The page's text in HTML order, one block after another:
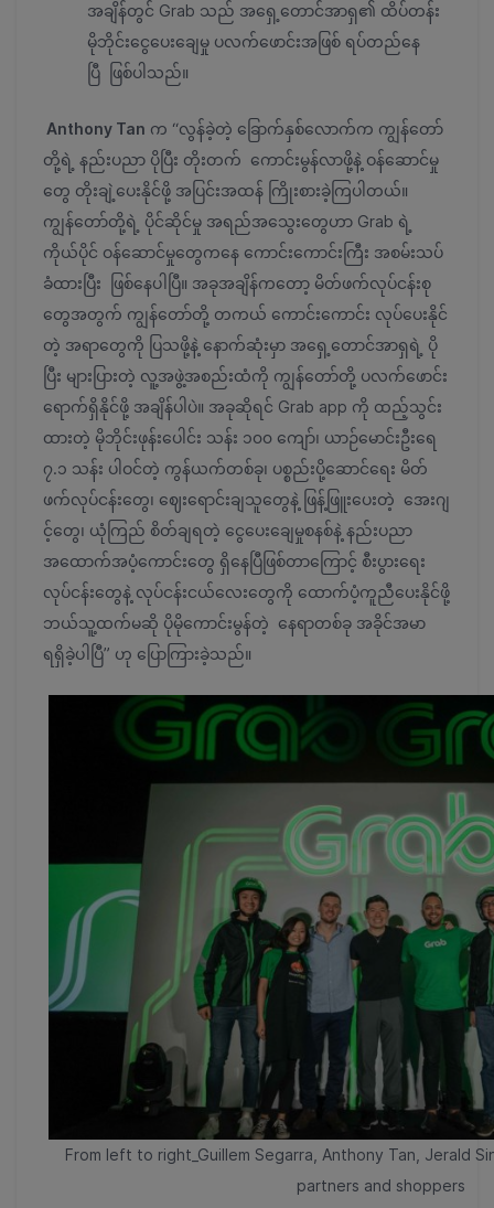
အချိန်တွင် Grab သည် အရှေ့တောင်အာရှ၏ ထိပ်တန်း
မိုဘိုင်းငွေပေးချေမှု ပလက်ဖောင်းအဖြစ် ရပ်တည်နေ
ပြီ ဖြစ်ပါသည်။
Anthony Tan က “လွန်ခဲ့တဲ့ ခြောက်နှစ်လောက်က ကျွန်တော်
တို့ရဲ့ နည်းပညာ ပိုပြီး တိုးတက် ကောင်းမွန်လာဖို့နဲ့ ဝန်ဆောင်မှု
တွေ တိုးချဲ့ပေးနိုင်ဖို့ အပြင်းအထန် ကြိုးစားခဲ့ကြပါတယ်။
ကျွန်တော်တို့ရဲ့ ပိုင်ဆိုင်မှု အရည်အသွေးတွေဟာ Grab ရဲ့
ကိုယ်ပိုင် ဝန်ဆောင်မှုတွေကနေ ကောင်းကောင်းကြီး အစမ်းသပ်
ခံထားပြီး ဖြစ်နေပါပြီ။ အခုအချိန်ကတော့ မိတ်ဖက်လုပ်ငန်းစု
တွေအတွက် ကျွန်တော်တို့ တကယ် ကောင်းကောင်း လုပ်ပေးနိုင်
တဲ့ အရာတွေကို ပြသဖို့နဲ့ နောက်ဆုံးမှာ အရှေ့တောင်အာရှရဲ့ ပို
ပြီး များပြားတဲ့ လူ့အဖွဲ့အစည်းထံကို ကျွန်တော်တို့ ပလက်ဖောင်း
ရောက်ရှိနိုင်ဖို့ အချိန်ပါပဲ။ အခုဆိုရင် Grab app ကို ထည့်သွင်း
ထားတဲ့ မိုဘိုင်းဖုန်းပေါင်း သန်း ၁၀၀ ကျော်၊ ယာဉ်မောင်းဦးရေ
၇.၁ သန်း ပါဝင်တဲ့ ကွန်ယက်တစ်ခု၊ ပစ္စည်းပို့ဆောင်ရေး မိတ်
ဖက်လုပ်ငန်းတွေ၊ ဈေးရောင်းချသူတွေနဲ့ ဖြန့်ဖြူးပေးတဲ့ အေးဂျ
င့်တွေ၊ ယုံကြည် စိတ်ချရတဲ့ ငွေပေးချေမှုစနစ်နဲ့ နည်းပညာ
အထောက်အပံ့ကောင်းတွေ ရှိနေပြီဖြစ်တာကြောင့် စီးပွားရေး
လုပ်ငန်းတွေနဲ့ လုပ်ငန်းငယ်လေးတွေကို ထောက်ပံ့ကူညီပေးနိုင်ဖို့
ဘယ်သူ့ထက်မဆို ပိုမိုကောင်းမွန်တဲ့ နေရာတစ်ခု အခိုင်အမာ
ရရှိခဲ့ပါပြီ” ဟု ပြောကြားခဲ့သည်။
From left to right_Guillem Segarra, Anthony Tan, Jerald
partners and shoppers